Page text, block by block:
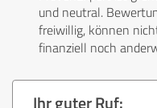
und neutral.
freiwillig, können
finanziell noch
Ihr guter Ruf: